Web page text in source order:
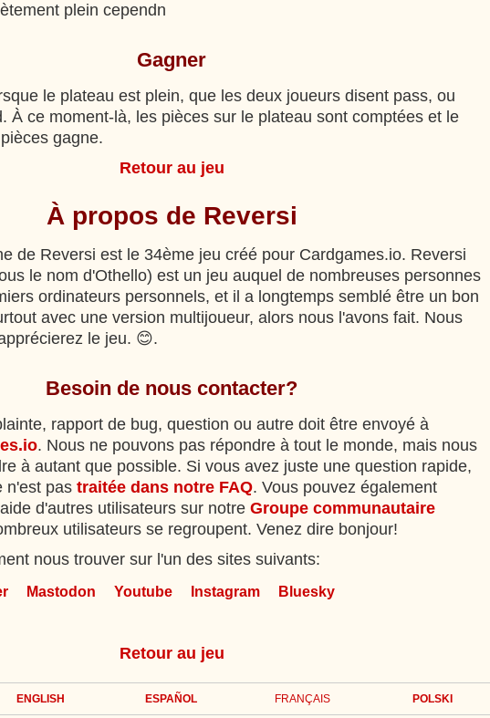
plein cependn
Gagner
le plateau est plein, que les deux joueurs disent pass, ou
À ce moment-là, les pièces sur le plateau sont comptées et le
gagne.
Retour au jeu
À propos de Reversi
de Reversi est le 34ème jeu créé pour Cardgames.io. Reversi
le nom d'Othello) est un jeu auquel de nombreuses personnes
ordinateurs personnels, et il a longtemps semblé être un bon
avec une version multijoueur, alors nous l'avons fait. Nous
le jeu. 😊.
Besoin de nous contacter?
rapport de bug, question ou autre doit être envoyé à
. Nous ne pouvons pas répondre à tout le monde, mais nous
à autant que possible. Si vous avez juste une question rapide,
n'est pas traitée dans notre FAQ. Vous pouvez également
d'autres utilisateurs sur notre Groupe communautaire
utilisateurs se regroupent. Venez dire bonjour!
nous trouver sur l'un des sites suivants:
Mastodon Youtube Instagram Bluesky
Retour au jeu
ENGLISH ESPAÑOL FRANÇAIS POLSKI